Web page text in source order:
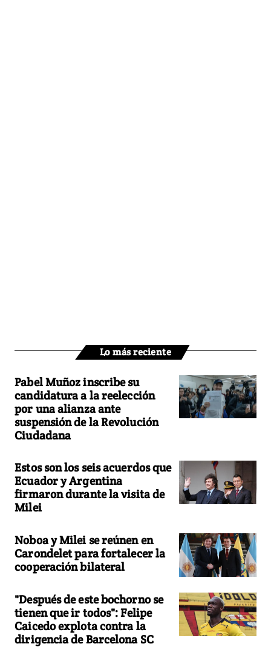
Lo más reciente
Pabel Muñoz inscribe su
candidatura a la reelección
por una alianza ante
suspensión de la Revolución
Ciudadana
Estos son los seis acuerdos que
Ecuador y Argentina
firmaron durante la visita de
Milei
Noboa y Milei se reúnen en
Carondelet para fortalecer la
cooperación bilateral
"Después de este bochorno se
tienen que ir todos": Felipe
Caicedo explota contra la
dirigencia de Barcelona SC